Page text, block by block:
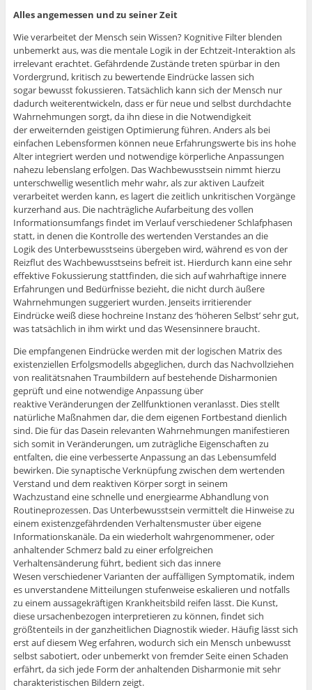
Alles angemessen und zu seiner Zeit
Wie verarbeitet der Mensch sein Wissen? Kognitive Filter blenden
unbemerkt aus, was die mentale Logik in der Echtzeit-Interaktion als
irrelevant erachtet. Gefährdende Zustände treten spürbar in den
Vordergrund, kritisch zu bewertende Eindrücke lassen sich
sogar bewusst fokussieren. Tatsächlich kann sich der Mensch nur
dadurch weiterentwickeln, dass er für neue und selbst durchdachte
Wahrnehmungen sorgt, da ihn diese in die Notwendigkeit
der erweiternden geistigen Optimierung führen. Anders als bei
einfachen Lebensformen können neue Erfahrungswerte bis ins hohe
Alter integriert werden und notwendige körperliche Anpassungen
nahezu lebenslang erfolgen. Das Wachbewusstsein nimmt hierzu
unterschwellig wesentlich mehr wahr, als zur aktiven Laufzeit
verarbeitet werden kann, es lagert die zeitlich unkritischen Vorgänge
kurzerhand aus. Die nachträgliche Aufarbeitung des vollen
Informationsumfangs findet im Verlauf verschiedener Schlafphasen
statt, in denen die Kontrolle des wertenden Verstandes an die
Logik des Unterbewusstseins übergeben wird, während es von der
Reizflut des Wachbewusstseins befreit ist. Hierdurch kann eine sehr
effektive Fokussierung stattfinden, die sich auf wahrhaftige innere
Erfahrungen und Bedürfnisse bezieht, die nicht durch äußere
Wahrnehmungen suggeriert wurden. Jenseits irritierender
Eindrücke weiß diese hochreine Instanz des ‘höheren Selbst’ sehr gut,
was tatsächlich in ihm wirkt und das Wesensinnere braucht.
Die empfangenen Eindrücke werden mit der logischen Matrix des
existenziellen Erfolgsmodells abgeglichen, durch das Nachvollziehen
von realitätsnahen Traumbildern auf bestehende Disharmonien
geprüft und eine notwendige Anpassung über
reaktive Veränderungen der Zellfunktionen veranlasst. Dies stellt
natürliche Maßnahmen dar, die dem eigenen Fortbestand dienlich
sind. Die für das Dasein relevanten Wahrnehmungen manifestieren
sich somit in Veränderungen, um zuträgliche Eigenschaften zu
entfalten, die eine verbesserte Anpassung an das Lebensumfeld
bewirken. Die synaptische Verknüpfung zwischen dem wertenden
Verstand und dem reaktiven Körper sorgt in seinem
Wachzustand eine schnelle und energiearme Abhandlung von
Routineprozessen. Das Unterbewusstsein vermittelt die Hinweise zu
einem existenzgefährdenden Verhaltensmuster über eigene
Informationskanäle. Da ein wiederholt wahrgenommener, oder
anhaltender Schmerz bald zu einer erfolgreichen
Verhaltensänderung führt, bedient sich das innere
Wesen verschiedener Varianten der auffälligen Symptomatik, indem
es unverstandene Mitteilungen stufenweise eskalieren und notfalls
zu einem aussagekräftigen Krankheitsbild reifen lässt. Die Kunst,
diese ursachenbezogen interpretieren zu können, findet sich
größtenteils in der ganzheitlichen Diagnostik wieder. Häufig lässt sich
erst auf diesem Weg erfahren, wodurch sich ein Mensch unbewusst
selbst sabotiert, oder unbemerkt von fremder Seite einen Schaden
erfährt, da sich jede Form der anhaltenden Disharmonie mit sehr
charakteristischen Bildern zeigt.